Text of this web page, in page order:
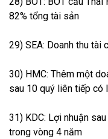
82% tổng tài sản
29) SEA: Doanh thu tài
30) HMC: Thêm một
sau 10 quý liên tiếp có
31) KDC: Lợi nhuận
trong vòng 4 năm